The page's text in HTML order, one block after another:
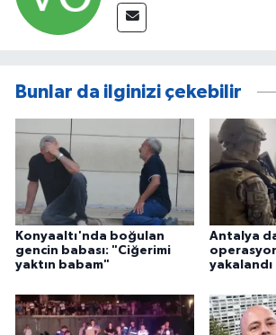
Bunlar da ilginizi çekebilir
Konyaaltı'nda boğulan
gencin babası: "Ciğerimi
yaktın babam"
Antalya
yakalandı